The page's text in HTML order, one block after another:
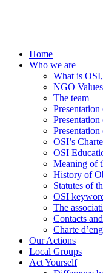
Home
Who we are
What is
NGO
The team
OSI’s
OSI
Meaning of
History of
Statutes of
OSI
The
Contacts
Charte
Our Actions
Local Groups
Act Yourself